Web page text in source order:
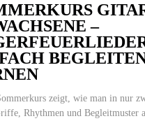
–
zeigt, wie man in nur
Rhythmen und Begleitmuster